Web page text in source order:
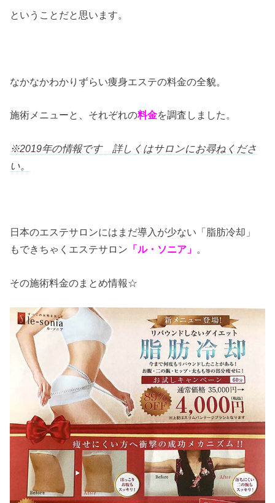
ということだと思います。
なかなかわかりずらい痩身エステの料金の全貌。
施術メニューと、それぞれの料金を調査しました。
※2019年の情報です 詳しくはサロンにお尋ねくださ
い。
日本のエステサロンにはまだ導入が少ない「脂肪冷却」
もできちゃくエステサロン 「ル・ソニア」 。
その施術料金のまとめ情報☆